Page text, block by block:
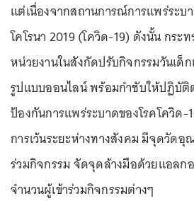
แต่เนื่องจากสถานการณ์การแพร่ระบ
โคโรนา 2019 (โควิด-19) ดังนั้น กระ
หน่วยงานในสังกัดปรับกิจกรรมวันเด็
รูปแบบออนไลน์ พร้อมกำชับให้ปฏิบัติ
ป้องกันการแพร่ระบาดของโรคโควิด-
การเว้นระยะห่างทางสังคม มีจุดวัดอุ
ร่วมกิจกรรม จัดจุดล้างมือด้วยแอลก
จำนวนผู้เข้าร่วมกิจกรรมต่างๆ